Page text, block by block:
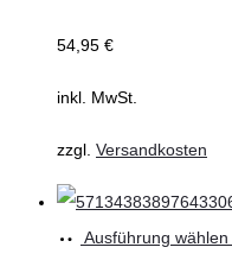
54,95 €
inkl. MwSt.
zzgl. Versandkosten
Ausführung wählen